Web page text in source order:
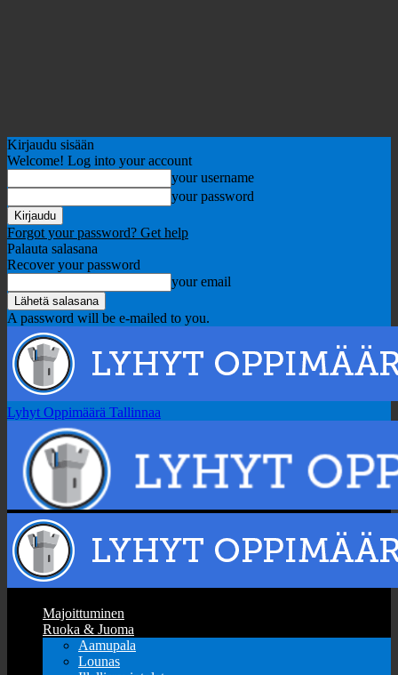
Kirjaudu sisään
Welcome! Log into your account
your username
your password
Forgot your password? Get help
Palauta salasana
Recover your password
your email
A password will be e-mailed to you.
Lyhyt Oppimäärä Tallinnaa
Majoittuminen
Ruoka & Juoma
Aamupala
Lounas